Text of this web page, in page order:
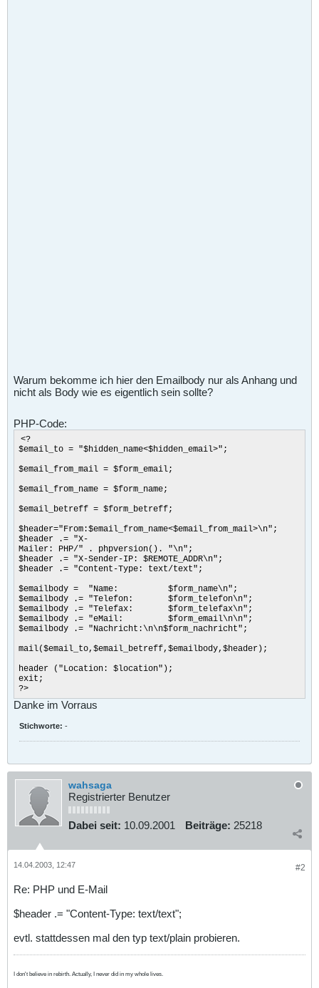
Warum bekomme ich hier den Emailbody nur als Anhang und
nicht als Body wie es eigentlich sein sollte?
PHP-Code:
<?
$email_to = "$hidden_name<$hidden_email>";
$email_from_mail = $form_email;
$email_from_name = $form_name;
$email_betreff = $form_betreff;
$header="From:$email_from_name<$email_from_mail>\n";
$header .= "X-
Mailer: PHP/" . phpversion(). "\n";
$header .= "X-Sender-IP: $REMOTE_ADDR\n";
$header .= "Content-Type: text/text";
$emailbody = "Name: $form_name\n";
$emailbody .= "Telefon: $form_telefon\n";
$emailbody .= "Telefax: $form_telefax\n";
$emailbody .= "eMail: $form_email\n\n";
$emailbody .= "Nachricht:\n\n$form_nachricht";
mail($email_to,$email_betreff,$emailbody,$header);
header ("Location: $location");
exit;
?>
Danke im Vorraus
Stichworte: -
wahsaga
Registrierter Benutzer
Dabei seit: 10.09.2001 Beiträge: 25218
#2
14.04.2003, 12:47
Re: PHP und E-Mail
$header .= "Content-Type: text/text";
evtl. stattdessen mal den typ text/plain probieren.
I don't believe in rebirth. Actually, I never did in my whole lives.